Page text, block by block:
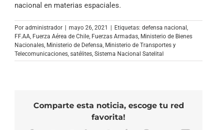
nacional en materias espaciales.
Por administrador | mayo 26, 2021 | Etiquetas: defensa nacional
FF.AA Fuerza Aérea de Chile Fuerzas Armadas Ministerio de Bienes
Nacionales Ministerio de Defensa Ministerio de Transportes y
Telecomunicaciones satélites Sistema Nacional Satelital
Comparte esta noticia, escoge tu red
favorita!